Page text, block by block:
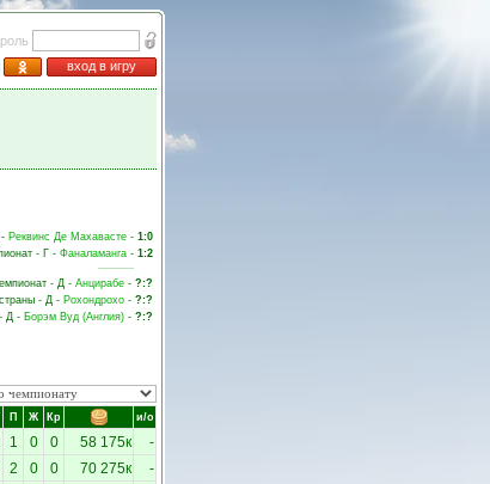
вход в игру
Реквинс Де Махавасте - 1:0
- Г - Фаналаманга - 1:2
- Д - Анцирабе - ?:?
- Д - Рохондрохо - ?:?
Д - Борэм Вуд (Англия) - ?:?
П Ж Кр и/о
1 0 0 58 175к -
2 0 0 70 275к -